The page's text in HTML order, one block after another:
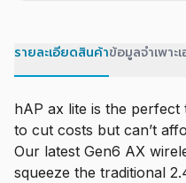
รายละเอียดสินค้าข้อมูลจำเพาะ
hAP ax lite is the perfect
to cut costs but can’t
Our latest Gen6 AX
squeeze the traditional